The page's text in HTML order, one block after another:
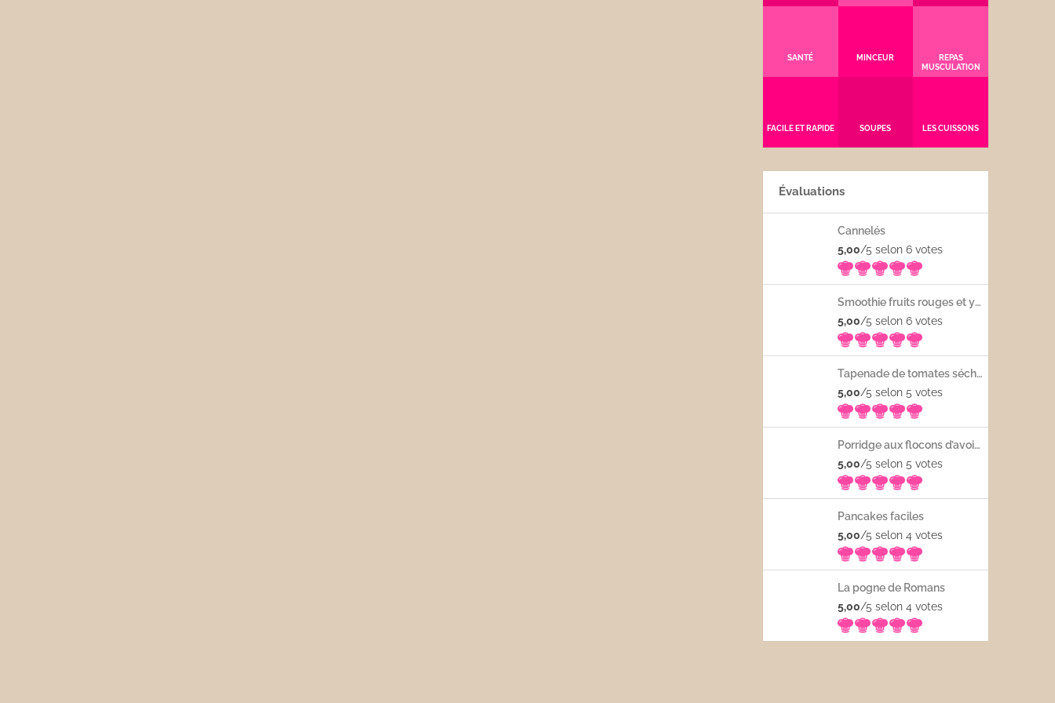
SANTÉ MINCEUR
REPAS
MUSCULATION
FACILE ET RAPIDE SOUPES LES CUISSONS
Évaluations
Cannelés
5,00/5 selon 6 votes
Smoothie fruits rouges et yaourt
5,00/5 selon 6 votes
Tapenade de tomates séchées
5,00/5 selon 5 votes
Porridge aux flocons d’avoine avec les fruits frais
5,00/5 selon 5 votes
Pancakes faciles
5,00/5 selon 4 votes
La pogne de Romans
5,00/5 selon 4 votes